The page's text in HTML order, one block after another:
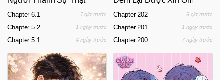
Chapter 6.1 7 giờ trước
Chapter 5.2 1 ngày trước
Chapter 5.1 4 ngày trước
Chapter 202 9 giờ trước
Chapter 201 1 ngày trước
Chapter 200 7 ngày trước